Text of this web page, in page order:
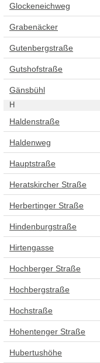
Glockeneichweg
Grabenäcker
Gutenbergstraße
Gutshofstraße
Gänsbühl
H
Haldenstraße
Haldenweg
Hauptstraße
Heratskircher Straße
Herbertinger Straße
Hindenburgstraße
Hirtengasse
Hochberger Straße
Hochbergstraße
Hochstraße
Hohentenger Straße
Hubertushöhe